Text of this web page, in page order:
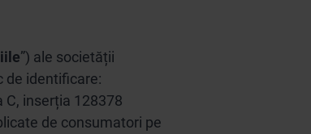
”) ale societății
de identificare:
inserția 128378
de consumatori pe